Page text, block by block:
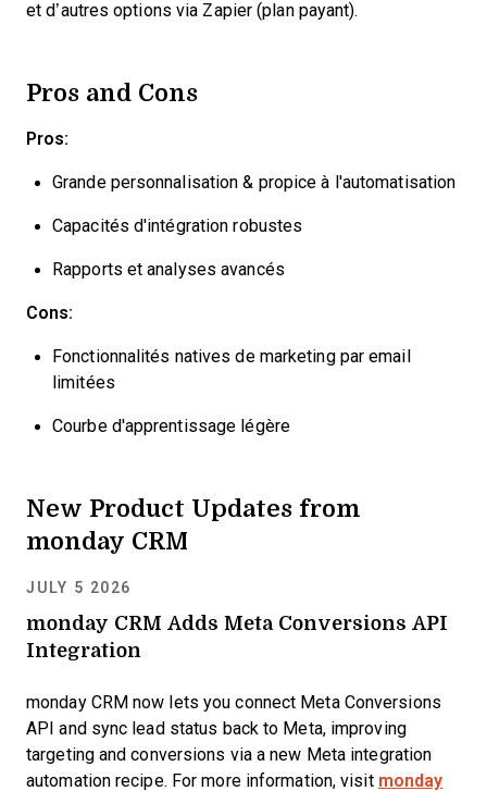
et d’autres options via Zapier (plan payant).
Pros and Cons
Pros:
Grande personnalisation & propice à l'automatisation
Capacités d'intégration robustes
Rapports et analyses avancés
Cons:
Fonctionnalités natives de marketing par email
limitées
Courbe d'apprentissage légère
New Product Updates from
monday CRM
JULY 5 2026
monday CRM Adds Meta Conversions API
Integration
monday CRM now lets you connect Meta Conversions
API and sync lead status back to Meta, improving
targeting and conversions via a new Meta integration
automation recipe. For more information, visit monday